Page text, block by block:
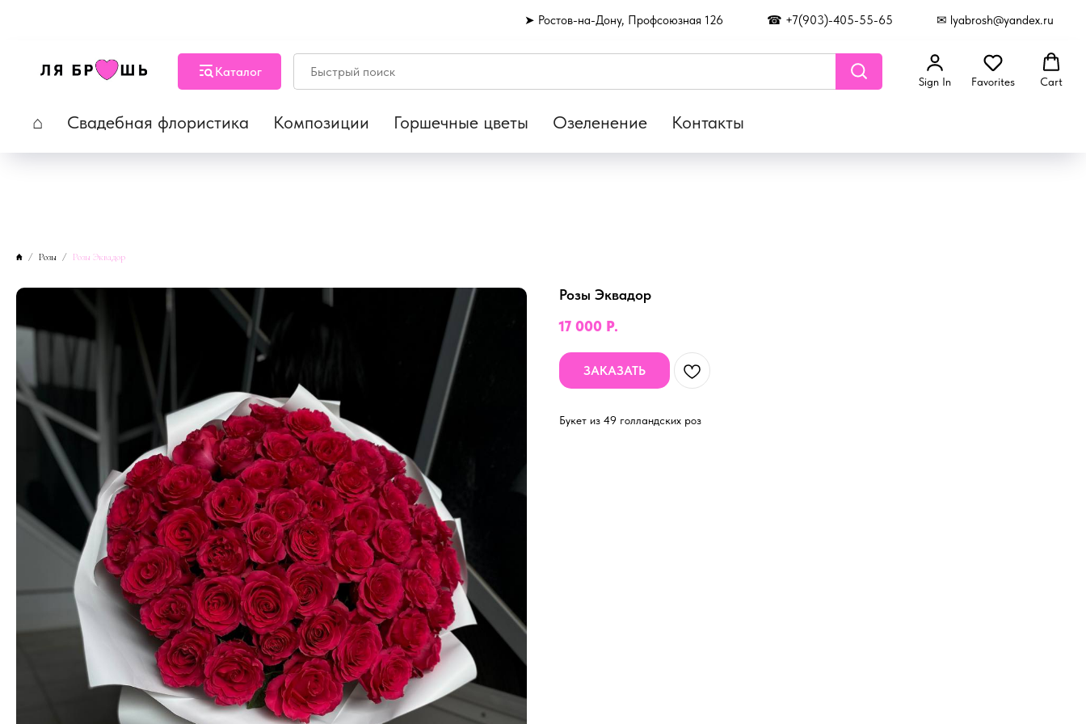
➤ Ростов-на-Дону, Профсоюзная 126 ☎ +7(903)-405-55-65 ✉ lyabrosh@yandex.ru
Каталог
Sign In Favorites Cart
⌂ Свадебная флористика Композиции Горшечные цветы Озеленение Контакты
Розы Розы Эквадор
Розы Эквадор
17 000 Р.
ЗАКАЗАТЬ
Букет из 49 голландских роз